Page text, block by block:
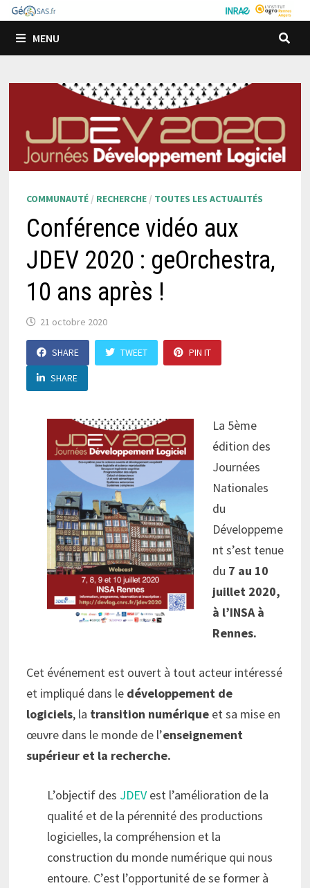
Passer
contenu
MENU
COMMUNAUTÉ/ RECHERCHE/ TOUTES LES ACTUALITÉS
Conférence vidéo aux
JDEV 2020 : geOrchestra,
10 ans après !
21 octobre 2020
SHARE TWEET PIN IT
SHARE
La 5ème
édition des
Journées
Nationales
du
Développeme
nt s’est tenue
du 7 au 10
juillet 2020,
à l’INSA à
Rennes.
Cet événement est ouvert à tout acteur intéressé
et impliqué dans le développement de
logiciels, la transition numériqueet sa mise en
œuvre dans le monde de l’enseignement
supérieur et la recherche.
L’objectif des JDEVest l’amélioration de la
qualité et de la pérennité des productions
logicielles, la compréhension et la
construction du monde numérique qui nous
entoure. C’est l’opportunité de se former à